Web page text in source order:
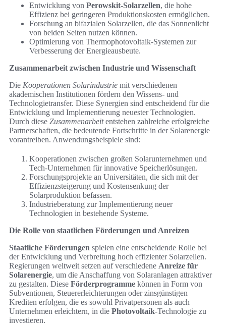
Entwicklung von Perowskit-Solarzellen, die hohe
Effizienz bei geringeren Produktionskosten ermöglichen.
Forschung an bifazialen Solarzellen, die das Sonnenlicht
von beiden Seiten nutzen können.
Optimierung von Thermophotovoltaik-Systemen zur
Verbesserung der Energieausbeute.
Zusammenarbeit zwischen Industrie und Wissenschaft
Die Kooperationen Solarindustrie mit verschiedenen
akademischen Institutionen fördern den Wissens- und
Technologietransfer. Diese Synergien sind entscheidend für die
Entwicklung und Implementierung neuester Technologien.
Durch diese Zusammenarbeitentstehen zahlreiche erfolgreiche
Partnerschaften, die bedeutende Fortschritte in der Solarenergie
vorantreiben. Anwendungsbeispiele sind:
Kooperationen zwischen großen Solarunternehmen und
Tech-Unternehmen für innovative Speicherlösungen.
Forschungsprojekte an Universitäten, die sich mit der
Effizienzsteigerung und Kostensenkung der
Solarproduktion befassen.
Industrieberatung zur Implementierung neuer
Technologien in bestehende Systeme.
Die Rolle von staatlichen Förderungen und Anreizen
Staatliche Förderungen spielen eine entscheidende Rolle bei
der Entwicklung und Verbreitung hoch effizienter Solarzellen.
Regierungen weltweit setzen auf verschiedene Anreize für
Solarenergie, um die Anschaffung von Solaranlagen attraktiver
zu gestalten. Diese Förderprogramme können in Form von
Subventionen, Steuererleichterungen oder zinsgünstigen
Krediten erfolgen, die es sowohl Privatpersonen als auch
Unternehmen erleichtern, in die Photovoltaik-Technologie zu
investieren.